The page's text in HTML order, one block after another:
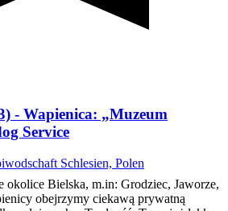
- Wapienica: „Muzeum
Service
Schlesien, Polen
Bielska, m.in: Grodziec, Jaworze,
obejrzymy ciekawą prywatną